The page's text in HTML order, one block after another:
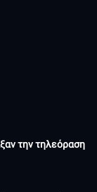
την τηλεόραση